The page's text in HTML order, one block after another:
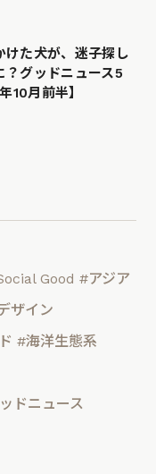
けた犬が、迷子探し
？グッドニュース5
10月前半】
Good #アジア
ザイン
#海洋生態系
ドニュース